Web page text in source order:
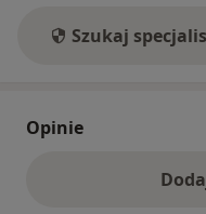
Szukaj
Opinie